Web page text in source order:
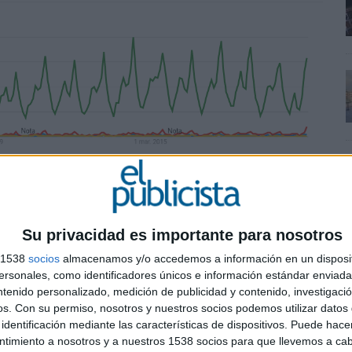
Su privacidad es importante para nosotros
socios almacenamos y/o accedemos a información en un
como identificadores únicos e información estándar
personalizado, medición de publicidad y contenido,
Con su permiso, nosotros y nuestros socios podemos utilizar datos
mediante las características de dispositivos. Puede
a nosotros y a nuestros 1538 socios para que llevemos a
alcanzar máximos este año | Fuente: agenciaSEO.eu
generalistas de una sola palabra. Es decir, los
querysmás largas como por ejemplo
búsquedas mensuales han crecido un125,64%
estar directamente relacionado con elaumento
para dar respuesta a sus inquietudes, ya que,